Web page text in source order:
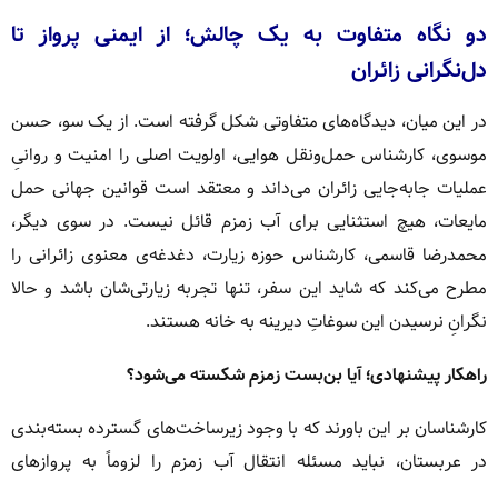
دو نگاه متفاوت به یک چالش؛ از ایمنی پرواز تا
دل‌نگرانی زائران
در این میان، دیدگاه‌های متفاوتی شکل گرفته است. از یک سو، حسن
موسوی، کارشناس حمل‌ونقل هوایی، اولویت اصلی را امنیت و روانیِ
عملیات جابه‌جایی زائران می‌داند و معتقد است قوانین جهانی حمل
مایعات، هیچ استثنایی برای آب زمزم قائل نیست. در سوی دیگر،
محمدرضا قاسمی، کارشناس حوزه زیارت، دغدغه‌ی معنوی زائرانی را
مطرح می‌کند که شاید این سفر، تنها تجربه زیارتی‌شان باشد و حالا
نگرانِ نرسیدن این سوغاتِ دیرینه به خانه هستند.
راهکار پیشنهادی؛ آیا بن‌بست زمزم شکسته می‌شود؟
کارشناسان بر این باورند که با وجود زیرساخت‌های گسترده بسته‌بندی
در عربستان، نباید مسئله انتقال آب زمزم را لزوماً به پرواز‌های